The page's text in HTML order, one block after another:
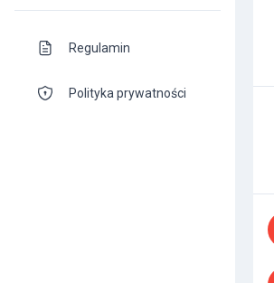
Regulamin
Polityka prywatności